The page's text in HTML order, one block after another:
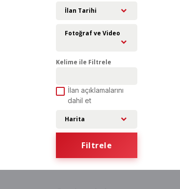
İlan Tarihi
Fotoğraf ve Video
Kelime ile Filtrele
İlan açıklamalarını
dahil et
Harita
Filtrele